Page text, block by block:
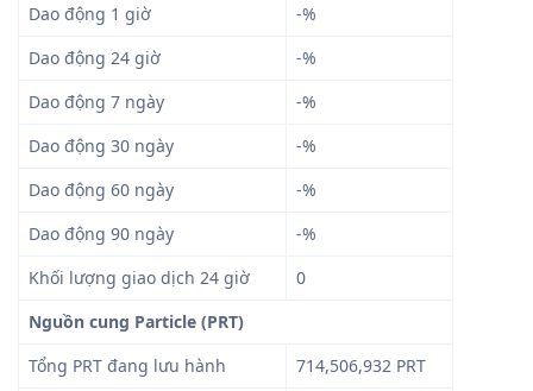
Dao động 1 giờ
-%
Dao động 24 giờ
-%
Dao động 7 ngày
-%
Dao động 30 ngày
-%
Dao động 60 ngày
-%
Dao động 90 ngày
-%
Khối lượng giao dịch 24 giờ
0
Nguồn cung Particle (PRT)
Tổng PRT đang lưu hành
714,506,932 PRT